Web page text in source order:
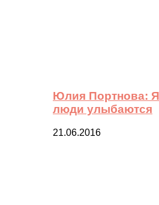
Юлия Портнова:
люди улыбаются
21.06.2016